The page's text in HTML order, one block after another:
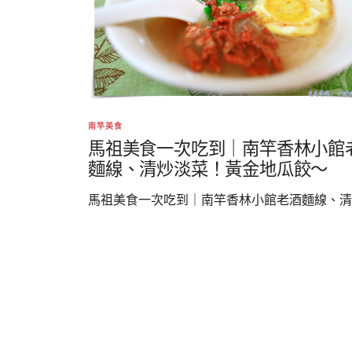
南竿美食
馬祖美食一次吃到｜南竿香林小館
麵線、清炒淡菜！黃金地瓜餃～
馬祖美食一次吃到｜南竿香林小館老酒麵線、